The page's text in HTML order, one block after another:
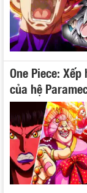
One Piece:
của hệ